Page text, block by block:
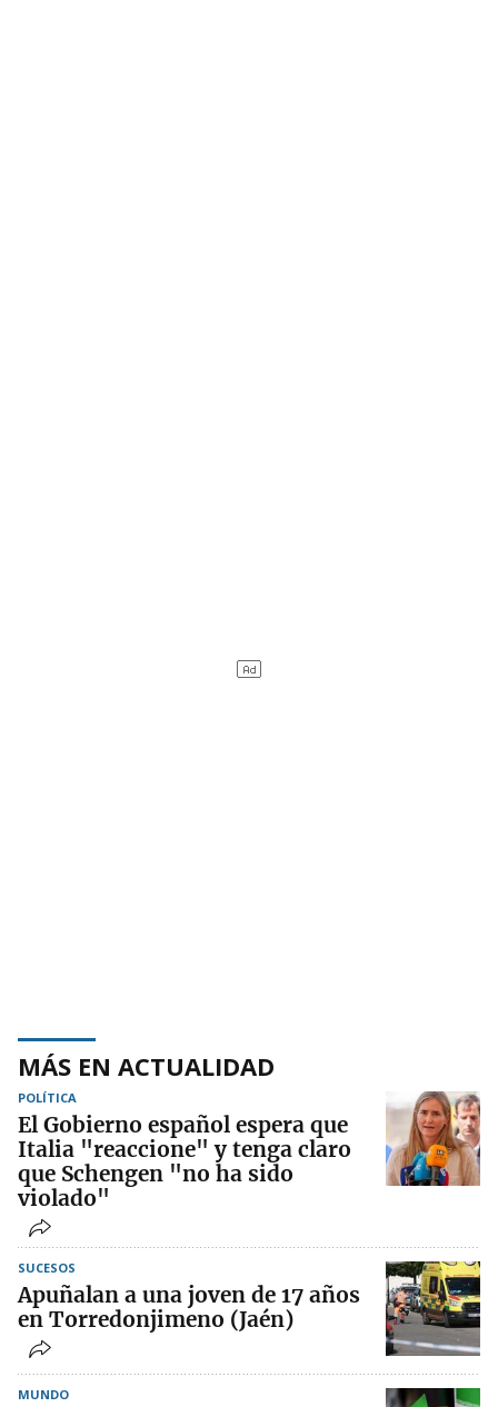
MÁS EN ACTUALIDAD
POLÍTICA
El Gobierno español espera que
Italia "reaccione" y tenga claro
que Schengen "no ha sido
violado"
SUCESOS
Apuñalan a una joven de 17 años
en Torredonjimeno (Jaén)
MUNDO